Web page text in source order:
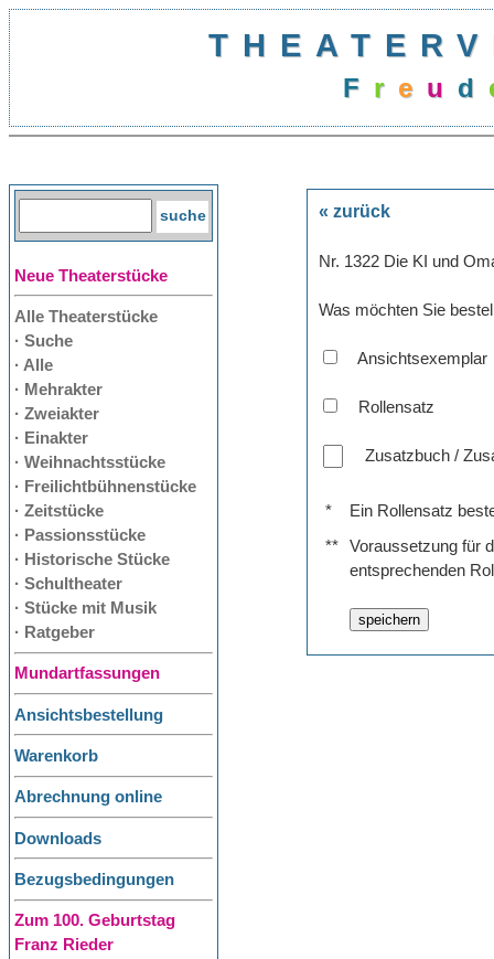
F reu d
Neue Theaterstücke
Alle Theaterstücke
· Suche
· Alle
· Mehrakter
· Zweiakter
· Einakter
· Weihnachtsstücke
· Freilichtbühnenstücke
· Zeitstücke
· Passionsstücke
· Historische Stücke
· Schultheater
· Stücke mit Musik
· Ratgeber
Mundartfassungen
Ansichtsbestellung
Warenkorb
Abrechnung online
Downloads
Bezugsbedingungen
Zum 100. Geburtstag
Franz Rieder
« zurück
Nr. 1322 Die KI und
Was möchten Sie
Ansichtsexemplar
Rollensatz
Zusatzbuch /
*
Ein Rollensatz
**
Voraussetzung für
entsprechenden